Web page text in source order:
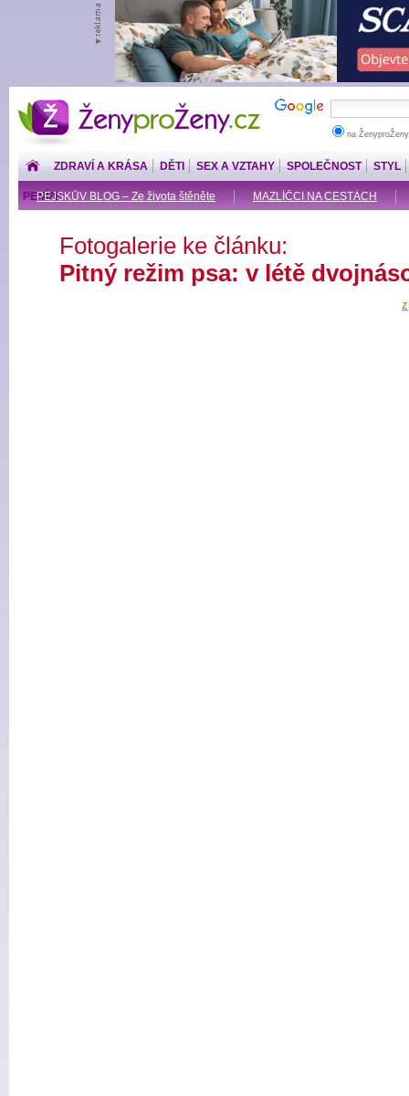
ŽenyproŽeny.cz
na
ZDRAVÍ A KRÁSA DĚTI SEX A VZTAHY SPOLEČNOST STYL
PEJSKŮV BLOG – Ze života štěněte MAZLÍČCI NA CESTÁCH
PENÍZE
Fotogalerie ke článku:
Pitný režim psa: v létě